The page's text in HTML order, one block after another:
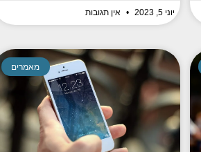
יוני 5, 2023 אין תגובות
מאמרים